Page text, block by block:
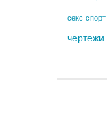
секс спорт
чертежи